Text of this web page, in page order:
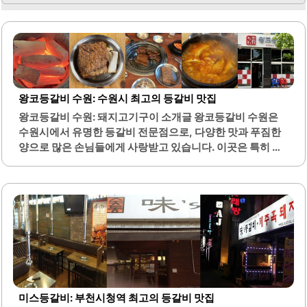
왕코등갈비 수원: 수원시 최고의 등갈비 맛집
왕코등갈비 수원: 돼지고기구이 소개글 왕코등갈비 수원은
수원시에서 유명한 등갈비 전문점으로, 다양한 맛과 푸짐한
양으로 많은 손님들에게 사랑받고 있습니다. 이곳은 특히 초
한, 매운맛과 순한맛을 선택할 수 있어 개인의 취향에 맞게 즐
길 수 있는 점이 장점입니다.왕코등갈비의 또 다른 매력은 기
본으로 제공되는 순두부찌개입니다. 이 순두부찌개는 매콤
하고 칼칼한 맛이 등갈비와 잘 어우러져, 식사와 함께 즐기기
에 적합합니다. 식당 내부는 아늑하고 편안한 분위기로, 가족
단위 방문객들에게도 적합한 환경을 제공합니다.주차 공간
도 마련되어 있어 차량 이용 시 편리하게 방문할 수 있습니다.
친절한 직원들이 손님을 맞이하며, 서비스 또한 만족스럽습
미스등갈비: 부천시청역 최고의 등갈비 맛집